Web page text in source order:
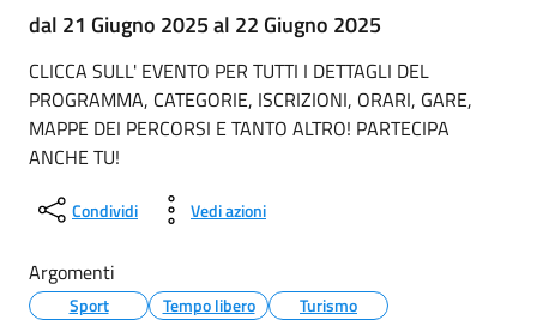
dal 21 Giugno 2025 al 22 Giugno 2025
CLICCA SULL' EVENTO PER TUTTI I DETTAGLI DEL
PROGRAMMA, CATEGORIE, ISCRIZIONI, ORARI, GARE,
MAPPE DEI PERCORSI E TANTO ALTRO! PARTECIPA
ANCHE TU!
Condividi Vedi azioni
Argomenti
Sport Tempo libero Turismo